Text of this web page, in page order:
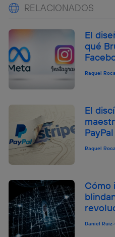
RELACIONADOS
El
qué
Raquel
El
PayPal
Raquel
Cómo
Daniel